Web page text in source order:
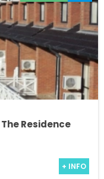
Residence
+ INFO